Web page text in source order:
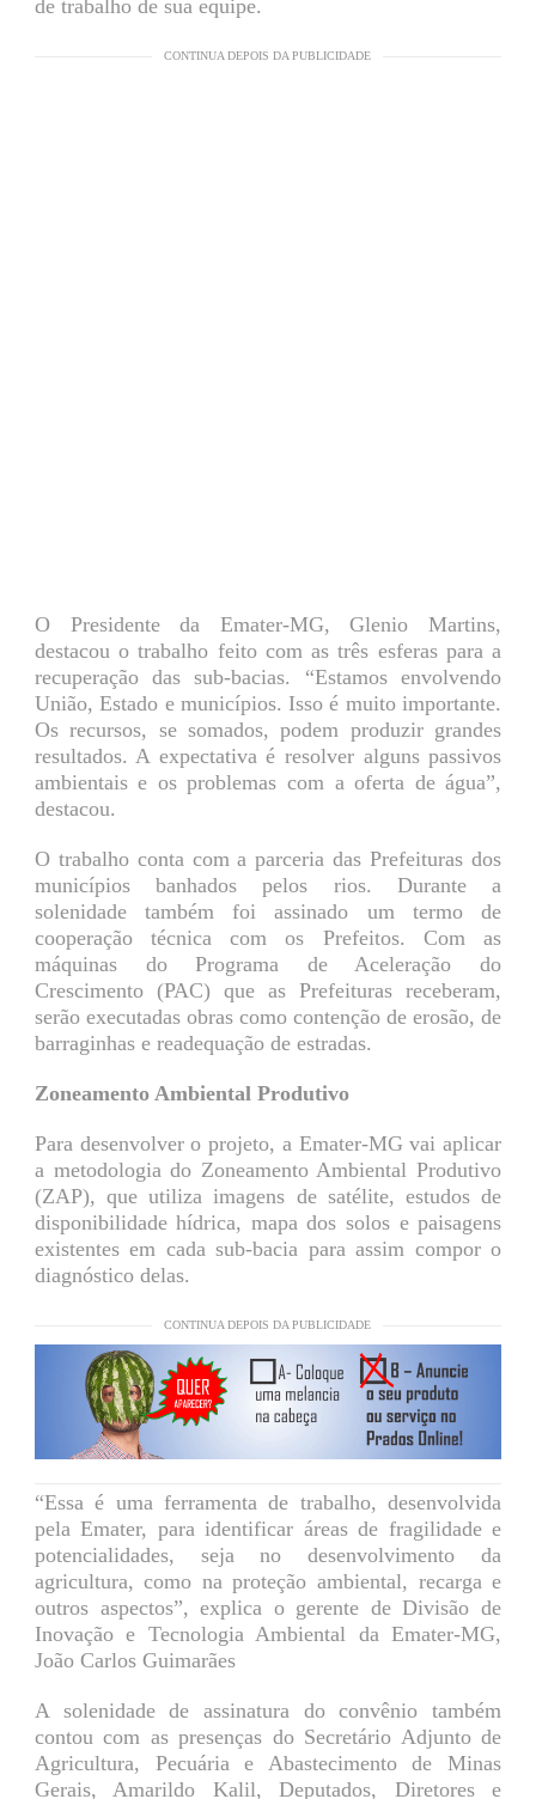
de trabalho de sua equipe.
CONTINUA DEPOIS DA PUBLICIDADE
O Presidente da Emater-MG, Glenio Martins,
destacou o trabalho feito com as três esferas para a
recuperação das sub-bacias. “Estamos envolvendo
União, Estado e municípios. Isso é muito importante.
Os recursos, se somados, podem produzir grandes
resultados. A expectativa é resolver alguns passivos
ambientais e os problemas com a oferta de água”,
destacou.
O trabalho conta com a parceria das Prefeituras dos
municípios banhados pelos rios. Durante a
solenidade também foi assinado um termo de
cooperação técnica com os Prefeitos. Com as
máquinas do Programa de Aceleração do
Crescimento (PAC) que as Prefeituras receberam,
serão executadas obras como contenção de erosão, de
barraginhas e readequação de estradas.
Zoneamento Ambiental Produtivo
Para desenvolver o projeto, a Emater-MG vai aplicar
a metodologia do Zoneamento Ambiental Produtivo
(ZAP), que utiliza imagens de satélite, estudos de
disponibilidade hídrica, mapa dos solos e paisagens
existentes em cada sub-bacia para assim compor o
diagnóstico delas.
CONTINUA DEPOIS DA PUBLICIDADE
“Essa é uma ferramenta de trabalho, desenvolvida
pela Emater, para identificar áreas de fragilidade e
potencialidades, seja no desenvolvimento da
agricultura, como na proteção ambiental, recarga e
outros aspectos”, explica o gerente de Divisão de
Inovação e Tecnologia Ambiental da Emater-MG,
João Carlos Guimarães
A solenidade de assinatura do convênio também
contou com as presenças do Secretário Adjunto de
Agricultura, Pecuária e Abastecimento de Minas
Gerais, Amarildo Kalil, Deputados, Diretores e